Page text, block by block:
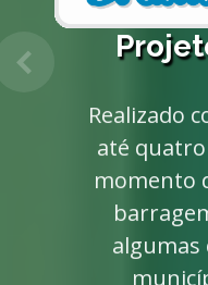
Realizado
até
momento
Anterior